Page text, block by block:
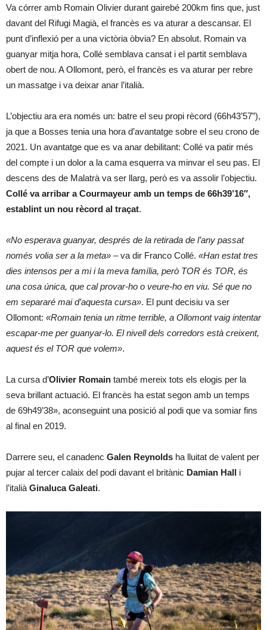
Va córrer amb Romain Olivier durant gairebé 200km fins que, just
davant del Rifugi Magià, el francès es va aturar a descansar. El
punt d’inflexió per a una victòria òbvia? En absolut. Romain va
guanyar mitja hora, Collé semblava cansat i el partit semblava
obert de nou. A Ollomont, però, el francès es va aturar per rebre
un massatge i va deixar anar l’italià.
L’objectiu ara era només un: batre el seu propi rècord (66h43’57”),
ja que a Bosses tenia una hora d’avantatge sobre el seu crono de
2021. Un avantatge que es va anar debilitant: Collé va patir més
del compte i un dolor a la cama esquerra va minvar el seu pas. El
descens des de Malatrà va ser llarg, però es va assolir l’objectiu.
Collé va arribar a Courmayeur amb un temps de 66h39’16″,
establint un nou rècord al traçat.
«No esperava guanyar, després de la retirada de l’any passat
només volia ser a la meta» – va dir Franco Collé. «Han estat tres
dies intensos per a mi i la meva família, però TOR és TOR, és
una cosa única, que cal provar-ho o veure-ho en viu. Sé que no
em separaré mai d’aquesta cursa». El punt decisiu va ser
Ollomont: «Romain tenia un ritme terrible, a Ollomont vaig intentar
escapar-me per guanyar-lo. El nivell dels corredors està creixent,
aquest és el TOR que volem».
La cursa d’Olivier Romain també mereix tots els elogis per la
seva brillant actuació. El francès ha estat segon amb un temps
de 69h49’38», aconseguint una posició al podi que va somiar fins
al final en 2019.
Darrere seu, el canadenc Galen Reynolds ha lluitat de valent per
pujar al tercer calaix del podi davant el britànic Damian Hall i
l’italià Ginaluca Galeati.